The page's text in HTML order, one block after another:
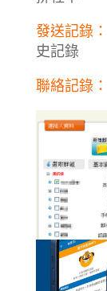
發送記錄：
史記錄
聯絡記錄：